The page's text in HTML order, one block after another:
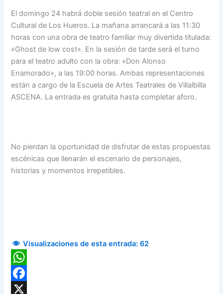
El domingo 24 habrá doble sesión teatral en el Centro
Cultural de Los Hueros. La mañana arrancará a las 11:30
horas con una obra de teatro familiar muy divertida titulada:
«Ghost de low cost». En la sesión de tarde será el turno
para el teatro adulto con la obra: «Don Alonso
Enamorado», a las 19:00 horas. Ambas representaciones
están a cargo de la Escuela de Artes Teatrales de Villalbilla
ASCENA. La entrada es gratuita hasta completar aforo.
No pierdan la oportunidad de disfrutar de estas propuestas
escénicas que llenarán el escenario de personajes,
historias y momentos irrepetibles.
Visualizaciones de esta entrada: 62
WhatsApp
Facebook